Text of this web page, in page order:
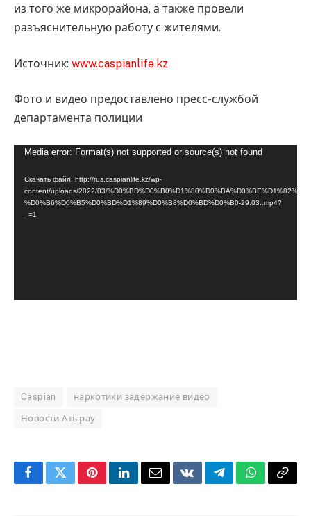
из того же микрорайона, а также провели
разъяснительную работу с жителями.
Источник: www.caspianlife.kz
Фото и видео предоставлено пресс-службой
департамента полиции
Видеоплеер
Media error: Format(s) not supported or source(s) not found
Скачать файл: http://rus.caspianlife.kz/wp-
content/uploads/2022/03/
%D0%B6%D0%B5%D0%BD%D1%89%D0%B8%D0%BD%D0%B0-29.03..mp4?
_=1
Caspian наркотики задержание видео
Новости Атырау
FacebookTwitterPinterestLinkedInEmailVKontakteTelegramWhatsApp
Copy